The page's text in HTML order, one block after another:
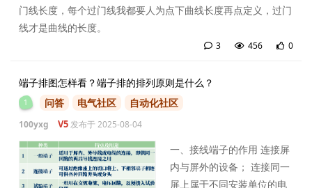
门线长度，每个过门线我都要人为点下曲线长度再点定义，过门
线才是曲线的长度。
3 456 0
端子排图怎样看？端子排的排列原则是什么？
1 问答 电气社区 自动化社区
100yxg V5发布于2025-08-04
一、接线端子的作用 连接屏
内与屏外的设备； 连接同一
屏上属于不同安装单位的电